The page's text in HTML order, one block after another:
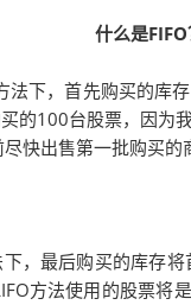
什么是
法下，首先购买的
的100台股票，因为
快出售第一批购买的
，最后购买的库存
方法使用的股票